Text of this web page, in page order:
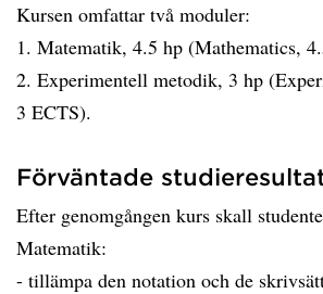
Kursen omfattar två moduler:
1. Matematik, 4.5 hp (Mathematics,
2. Experimentell metodik, 3 hp
3 ECTS).
Förväntade
Efter genomgången kurs skall
Matematik:
- tillämpa den notation och de